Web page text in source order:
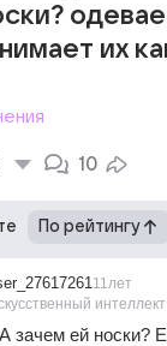
их
10
По рейтингу
интеллект
11лет
А зачем ей носки?